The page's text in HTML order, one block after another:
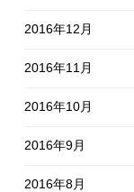
2016年12月
2016年11月
2016年10月
2016年9月
2016年8月